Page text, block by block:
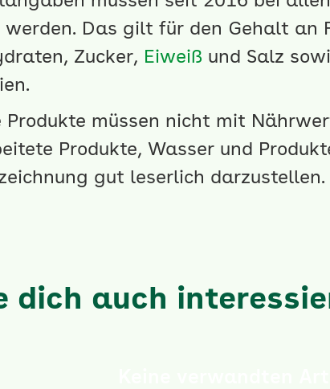
werden. Das gilt für den Gehalt an
Zucker, Eiweiß und Salz
Produkte müssen nicht mit
Produkte, Wasser und
gut leserlich darzustellen.
dich auch